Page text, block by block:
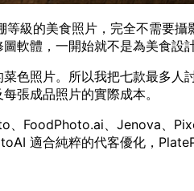
級的美食照片，完全不需要
軟體，一開始就不是為美食設計
照片。所以我把七款最多人
張成品照片的實際成本。
、FoodPhoto.ai、Jenova、
適合純粹的代客優化，